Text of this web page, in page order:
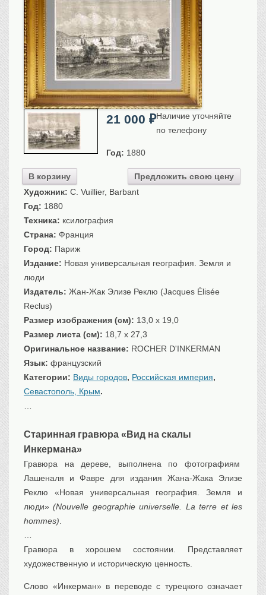
Прочие
Старинные карты
Российская империя
Европа
Мир
Исторические карты
Виды городов
Москва
Санкт-Петербург
Российская империя
Севастополь, Крым
Ценные бумаги
История моды. Униформа
Гражданская мода
Униформа
Охота. Флора. Фауна
Флора
Рыбы, рыбалка
Техника, транспорт, архитектура
Архитектура
Техника
Транспорт
Букинистика
Медицина
атрибутика
Выставочные экспонаты XVI-XIXв.
Разное
21 000₽
В корзину Предложить свою цену
Наличие уточняйте
по телефону
Год: 1880
Художник: C. Vuillier, Barbant
Год: 1880
Техника: ксилография
Страна: Франция
Город: Париж
Издание: Новая универсальная география. Земля и
люди
Издатель: Жан-Жак Элизе Реклю (Jacques Élisée
Reclus)
Размер изображения (см): 13,0 x 19,0
Размер листа (см): 18,7 x 27,3
Оригинальное название: ROCHER D'INKERMAN
Язык: французский
Категории: Виды городов, Российская империя,
Севастополь, Крым.
Старинная гравюра «Вид на скалы
Инкермана»
Гравюра на дереве, выполнена по фотографиям
Лашеналя и Фавре для издания Жана-Жака Элизе
Реклю «Новая универсальная география. Земля и
люди»(Nouvelle geographie universelle. La terre et les
hommes)
Гравюра в хорошем состоянии. Представляет
художественную и историческую ценность.
Слово «Инкерман» в переводе с турецкого означает